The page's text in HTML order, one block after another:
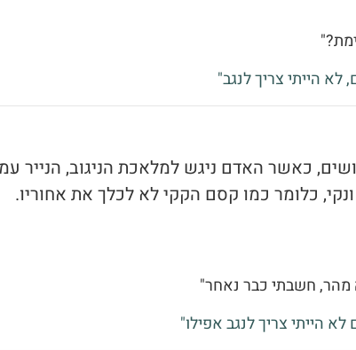
לא הייתי צריך לנגב"
כאשר האדם ניגש למלאכת הניגוב, הנייר
כלומר כמו קסם הקקי לא לכלך את אחוריו.
מהר, חשבתי כבר נאחר"
הייתי צריך לנגב אפילו"